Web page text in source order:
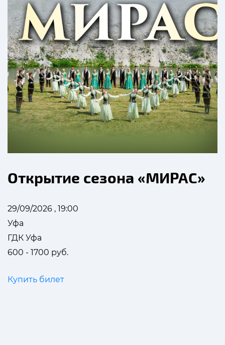
Открытие сезона «МИРАС»
29/09/2026 , 19:00
Уфа
ГДК Уфа
600 - 1700 руб.
Купить билет